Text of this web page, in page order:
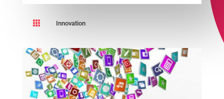
 Innovation